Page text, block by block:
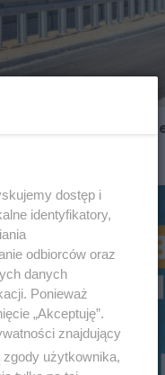
Przy kluczowej
dostęp i
identyfikatory,
odbiorców oraz
danych
Ponieważ
„Akceptuję”.
znajdujący
użytkownika,